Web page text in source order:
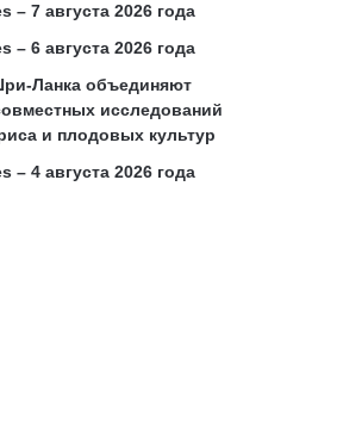
– 7 августа 2026 года
– 6 августа 2026 года
Ланка объединяют
исследований
и плодовых культур
– 4 августа 2026 года